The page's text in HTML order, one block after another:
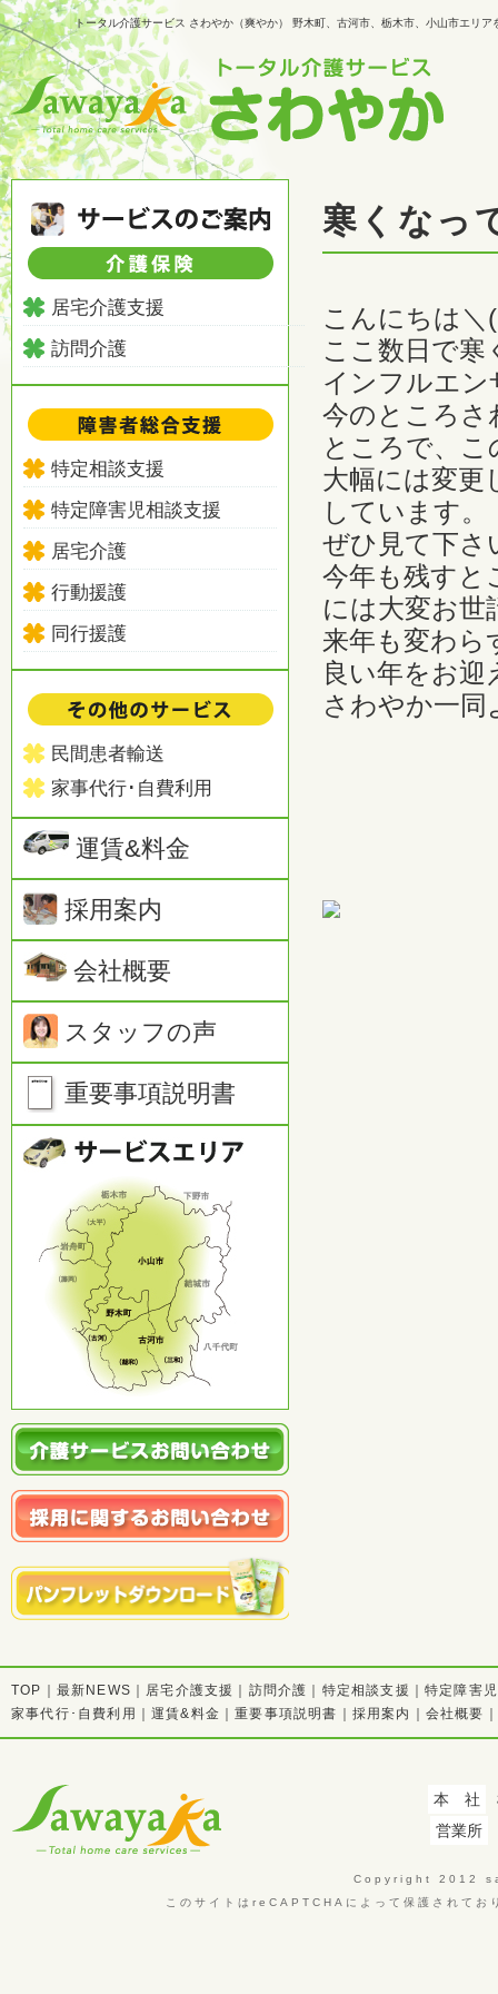
トータル介護サービス さわやか（爽やか） 野木町、古河市、栃木市、小山市エリ
居宅介護支援
訪問介護
特定相談支援
特定障害児相談支援
居宅介護
行動援護
同行援護
民間患者輸送
家事代行･自費利用
運賃&料金
採用案内
会社概要
スタッフの声
重要事項説明書
寒くなっ
こんにちは
ここ数日で
インフルエン
今のところさ
ところで、
大幅には変更
しています。
ぜひ見て下さ
今年も残すと
には大変お世
来年も変わら
良い年をお迎
さわやか一同
TOP 最新NEWS 居宅介護支援 訪問介護 特定相談支援 ｜特定障害
家事代行･自費利用
｜運賃&料金 ｜重要事項説明書 採用案内 会社概要
本 社
営業所
Copyright 2012
このサイトはreCAPTCHAによって保護されて